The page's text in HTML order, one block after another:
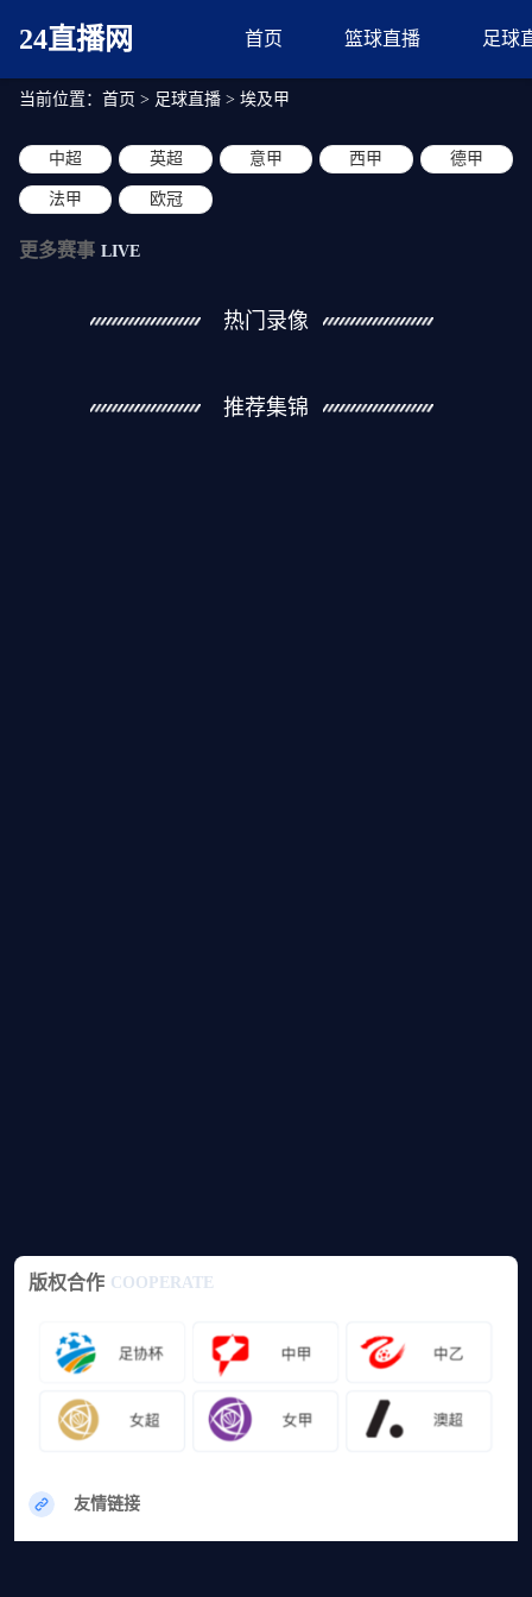
24直播网 首页 篮球直播 足球
当前位置： 首页 > 足球直播 > 埃及甲
中超 英超 意甲 西甲 德甲
法甲 欧冠
更多赛事 LIVE
热门录像
推荐集锦
版权合作 COOPERATE
友情链接